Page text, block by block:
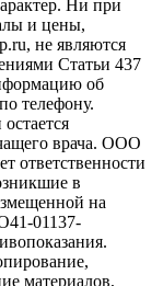
Ни при
и цены,
не являются
Статьи 437
об
телефону.
врача. ООО
ответственности
в
на
01137-
материалов,